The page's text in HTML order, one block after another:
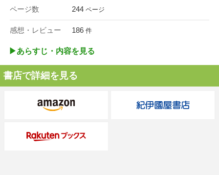
ページ数 244 ページ
感想・レビュー 186 件
▶︎あらすじ・内容を見る
書店で詳細を見る